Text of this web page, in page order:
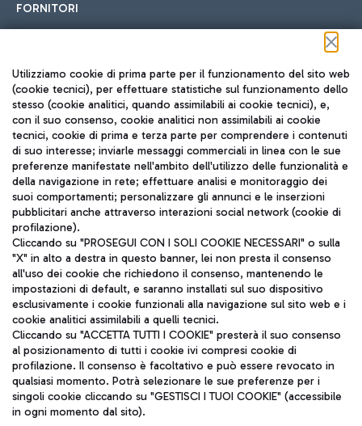
FORNITORI
Seguici sui social
TRAVEL JOURNAL
ITA
Aeroporti di Roma S.p.A. - Società soggetta a direzione e
coordinamento di Mundys S.p.A.
Codice fiscale e Registro delle Imprese di Roma 13032990155 P.
IVA 06572251004
Capitale sociale 62.224.743,00 int. vers.
Sede legale: Via Pier Paolo Racchetti 1 - 00054 Fiumicino (RM)
telefono +39 06 65951
Utilizziamo cookie di prima parte per il funzionamento del sito web
(cookie tecnici), per effettuare statistiche sul funzionamento dello
stesso (cookie analitici, quando assimilabili ai cookie tecnici), e,
con il suo consenso, cookie analitici non assimilabili ai cookie
tecnici, cookie di prima e terza parte per comprendere i contenuti
di suo interesse; inviarle messaggi commerciali in linea con le sue
preferenze manifestate nell'ambito dell'utilizzo delle funzionalità e
della navigazione in rete; effettuare analisi e monitoraggio dei
suoi comportamenti; personalizzare gli annunci e le inserzioni
pubblicitari anche attraverso interazioni social network (cookie di
profilazione).
Cliccando su "PROSEGUI CON I SOLI COOKIE NECESSARI" o sulla
"X" in alto a destra in questo banner, lei non presta il consenso
all'uso dei cookie che richiedono il consenso, mantenendo le
impostazioni di default, e saranno installati sul suo dispositivo
esclusivamente i cookie funzionali alla navigazione sul sito web e i
cookie analitici assimilabili a quelli tecnici.
Cliccando su "ACCETTA TUTTI I COOKIE" presterà il suo consenso
al posizionamento di tutti i cookie ivi compresi cookie di
profilazione. Il consenso è facoltativo e può essere revocato in
qualsiasi momento. Potrà selezionare le sue preferenze per i
singoli cookie cliccando su "GESTISCI I TUOI COOKIE" (accessibile
in ogni momento dal sito).